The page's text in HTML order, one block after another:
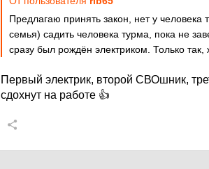
Предлагаю принять закон, нет у
семья) садить человека турма, пока не
сразу был рождён электриком. Только
Первый электрик, второй СВОшник,
сдохнут на работе 👍